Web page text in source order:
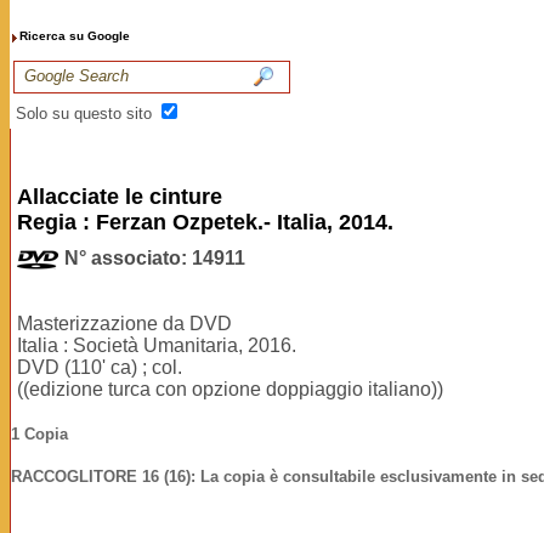
Ricerca su Google
Solo su questo sito
Allacciate le cinture
Regia : Ferzan Ozpetek.- Italia, 2014.
N° associato: 14911
Masterizzazione da DVD
Italia : Società Umanitaria, 2016.
DVD (110' ca) ; col.
((edizione turca con opzione doppiaggio italiano))
1 Copia
RACCOGLITORE 16 (16): La copia è consultabile esclusivamente in